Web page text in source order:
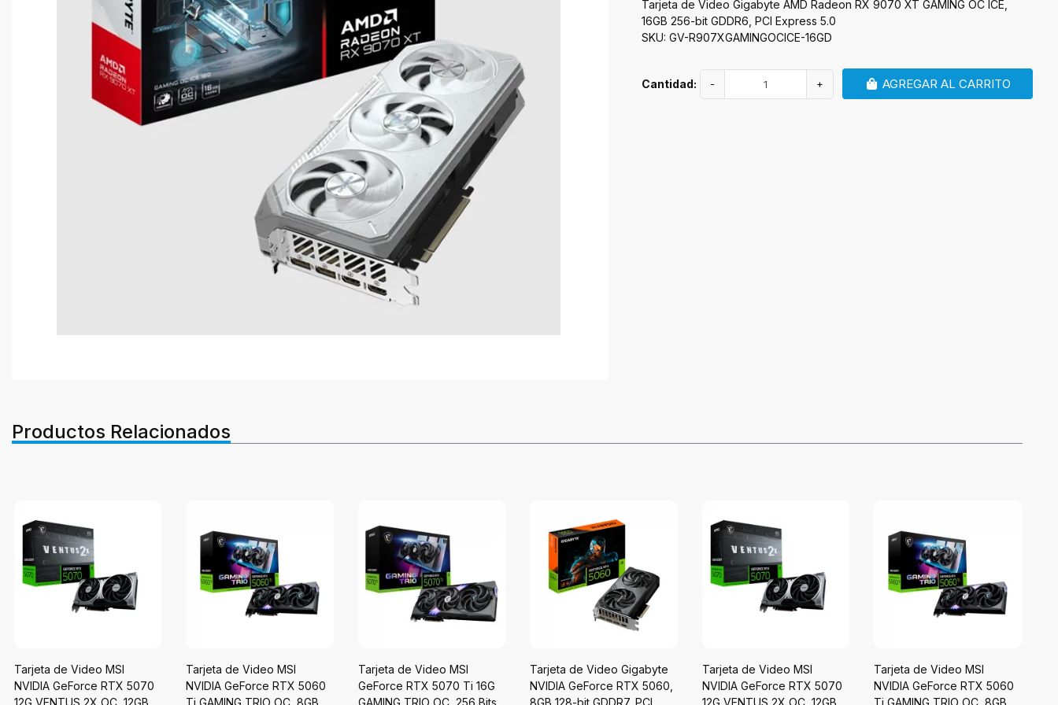
Tarjeta de Video Gigabyte AMD Radeon RX 9070 XT GAMING OC ICE,
16GB 256-bit GDDR6, PCI Express 5.0
SKU: GV-R907XGAMINGOCICE-16GD
Cantidad: - + AGREGAR AL CARRITO
Productos Relacionados
Tarjeta de Video MSI
NVIDIA GeForce RTX 5070
12G VENTUS 2X OC, 12GB
Tarjeta de Video MSI
NVIDIA GeForce RTX 5060
Ti GAMING TRIO OC, 8GB
Tarjeta de Video MSI
GeForce RTX 5070 Ti 16G
GAMING TRIO OC, 256 Bits,
Tarjeta de Video Gigabyte
NVIDIA GeForce RTX 5060,
8GB 128-bit GDDR7, PCI
Tarjeta de Video MSI
NVIDIA GeForce RTX 5070
12G VENTUS 2X OC, 12GB
Tarjeta de Video MSI
NVIDIA GeForce RTX 5060
Ti GAMING TRIO OC, 8GB